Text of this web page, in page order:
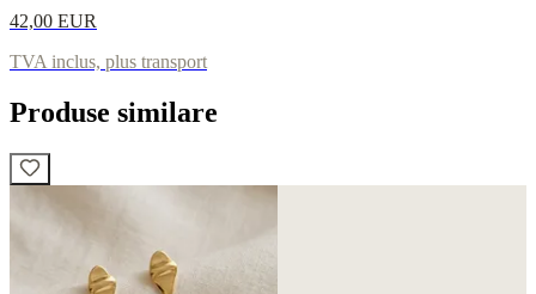
42,00 EUR
TVA inclus, plus transport
Produse similare